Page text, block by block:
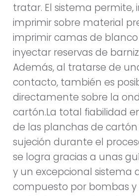
tratar. El sistema permite,
imprimir sobre material
imprimir camas de
inyectar reservas de
Además, al tratarse de
contacto, también es
directamente sobre la
cartón.La total fiabilidad
de las planchas de
sujeción durante el
se logra gracias a unas
y un excepcional sistema
compuesto por bombas